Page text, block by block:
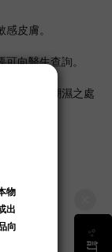
皮膚。
向醫生查詢。
、高溫、潮濕之處